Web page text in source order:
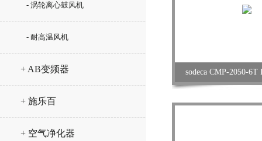
- 涡轮离心鼓风机
- 耐高温风机
+ AB变频器
+ 施乐百
+ 空气净化器
sodeca CMP-2050-